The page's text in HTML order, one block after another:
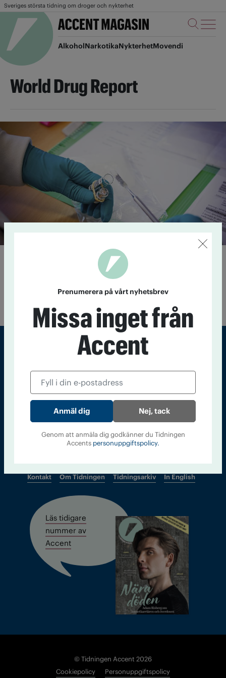
Sveriges största tidning om droger och nykterhet
AlkoholNarkotikaNykterhetMovendi
World Drug Report
FN-organ varnar för kokainboom
och syntetiska droger
UNODC ser flera utmaningar i den senaste
Tidningen Accent, A4, Bondegatan 21, 116 33 Stockholm
accent@iogt.se
Chefredaktör och ansvarig utgivare: Barbro Janson Lundkvist,
Kontakt Om Tidningen Tidningsarkiv In English
Läs tidigare
nummer av
Accent
© Tidningen Accent 2026
Cookiepolicy
Personuppgiftspolicy
Prenumerera på vårt nyhetsbrev
Missa inget från
Accent
Nej, tack
Genom att anmäla dig godkänner du Tidningen
Accents personuppgiftspolicy.